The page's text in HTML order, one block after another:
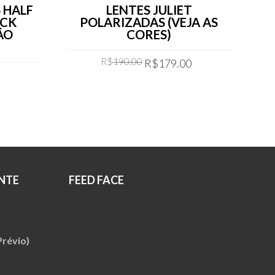
LENTES JULIET
POLARIZADAS (VEJA AS
CORES)
R$190.00 Original
R$179.00
FEED FACE